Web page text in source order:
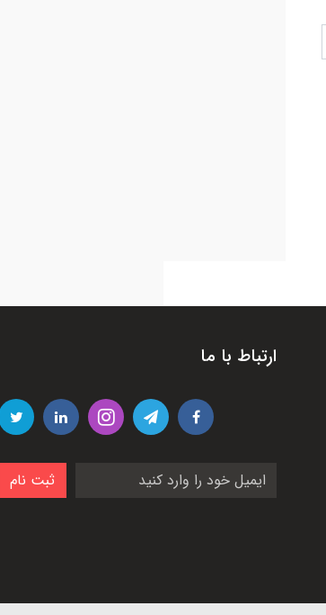
ارتباط با ما
ثبت نام